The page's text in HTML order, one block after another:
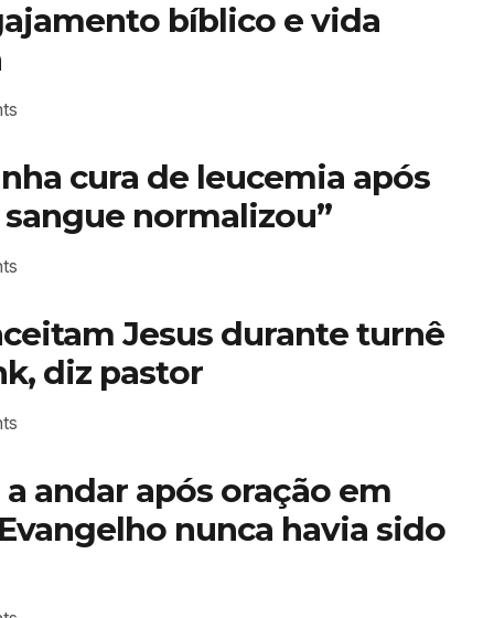
bíblico e vida
cura de leucemia após
normalizou”
Jesus durante turnê
diz pastor
andar após oração em
nunca havia sido